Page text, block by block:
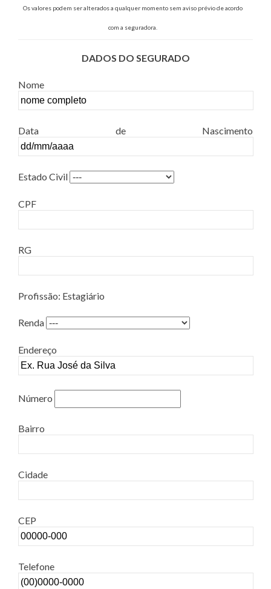
Os valores podem ser alterados a qualquer momento sem aviso prévio de acordo
com a seguradora.
DADOS DO SEGURADO
Nome
Data de Nascimento
Estado Civil
CPF
RG
Profissão: Estagiário
Renda
Endereço
Número
Bairro
Cidade
CEP
Telefone